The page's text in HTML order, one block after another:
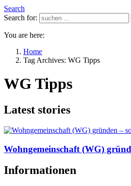
Search
Search for:
You are here:
Home
Tag Archives: WG Tipps
WG Tipps
Latest stories
Wohngemeinschaft (WG)
Informationen